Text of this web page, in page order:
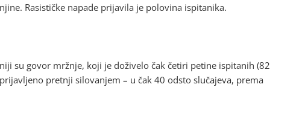
Rasističke napade prijavila je polovina ispitanika.
su govor mržnje, koji je doživelo čak četiri petine ispitanih (82
pretnji silovanjem – u čak 40 odsto slučajeva, prema